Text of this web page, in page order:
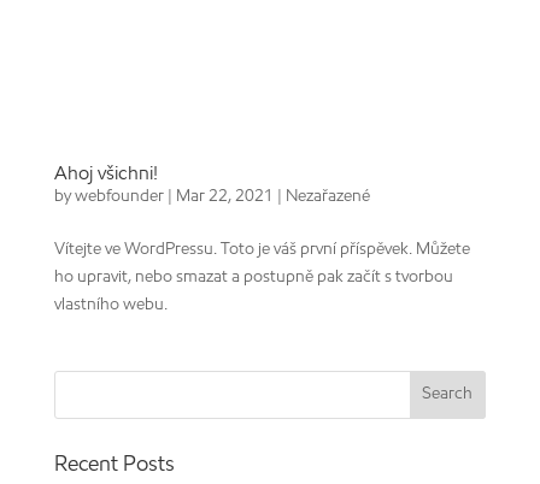
Ahoj všichni!
bywebfounder| Mar 22, 2021 Nezařazené
Vítejte ve WordPressu. Toto je váš první příspěvek. Můžete
ho upravit, nebo smazat a postupně pak začít s tvorbou
vlastního webu.
Recent Posts